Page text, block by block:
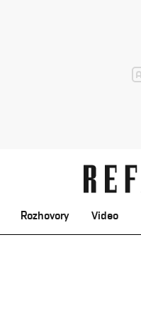
Rozhovory Video